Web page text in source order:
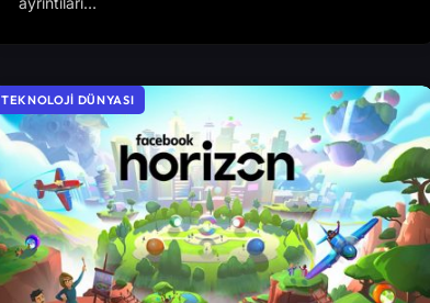
TEKNOLOJI DÜNYASI